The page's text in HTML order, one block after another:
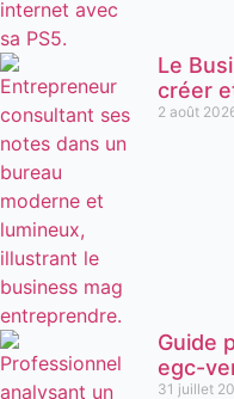
Le
créer
2 août
Guide
egc-
31 juillet